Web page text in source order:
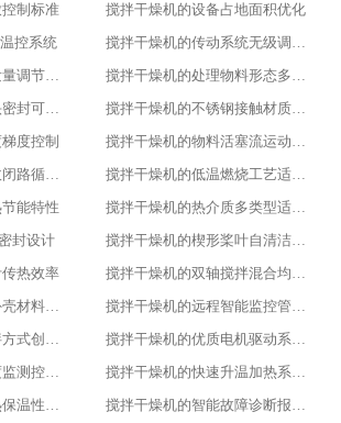
制标准
搅拌干燥机的设备占地面积优化
控系统
搅拌干燥机的传动系统无级调速功能
搅拌干燥机的水分蒸发量调节能力
搅拌干燥机的处理物料形态多样性
搅拌干燥机的旋转接头密封可靠性
搅拌干燥机的不锈钢接触材质防腐性
度控制
搅拌干燥机的物料活塞流运动特性
搅拌干燥机的溶剂回收闭路循环系统
搅拌干燥机的低温燃烧工艺适用性
能特性
搅拌干燥机的热介质多类型适配性
封设计
搅拌干燥机的楔形桨叶自清洁功能
热效率
搅拌干燥机的双轴搅拌混合均匀性
搅拌干燥机的耐腐蚀外壳材料选用
搅拌干燥机的远程智能监控管理能力
搅拌干燥机的独特搅拌方式创新设计
搅拌干燥机的优质电机驱动系统稳定性
搅拌干燥机的精准湿度监测控制功能
搅拌干燥机的快速升温加热系统优势
搅拌干燥机的良好隔热保温性能特点
搅拌干燥机的智能故障诊断报警系统